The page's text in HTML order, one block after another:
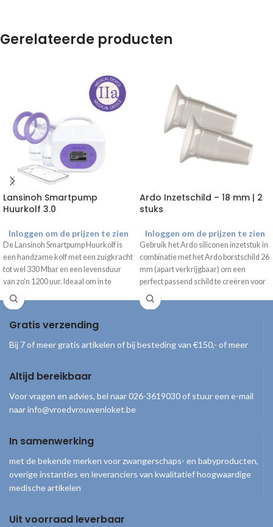
Gerelateerde producten
Lansinoh Smartpump
Huurkolf 3.0
Inloggen om de prijzen te zien
De Lansinoh Smartpump Huurkolf is
een handzame kolf met een zuigkracht
tot wel 330 Mbar en een levensduur
van zo'n 1200 uur. Ideaal om in te
zetten voor de verhuur. 2 jaar garantie
(ingaande op de dag van aankoop).
Ardo Inzetschild – 18 mm | 2
stuks
Inloggen om de prijzen te zien
Gebruik het Ardo siliconen inzetstuk in
combinatie met het Ardo borstschild 26
mm (apart verkrijgbaar) om een
perfect passend schild te creëren voor
de Ardo borstkolf.
Gratis verzending
Bij 7 of meer gratis artikelen of bij besteding van €150,- of meer
Altijd bereikbaar
Voor vragen en advies, bel naar 026-3619030 of stuur een e-mail
naar info@vroedvrouwenloket.be
In samenwerking
met de bekende merken voor zwangerschaps- en babyproducten,
overige instanties en leveranciers van kwalitatief hoogwaardige
medische artikelen
Uit voorraad leverbaar